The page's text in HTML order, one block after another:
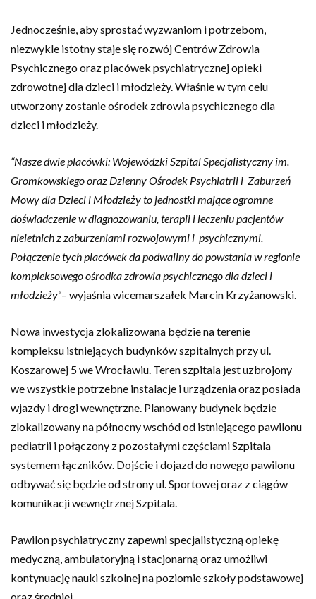
Jednocześnie, aby sprostać wyzwaniom i potrzebom,
niezwykle istotny staje się rozwój Centrów Zdrowia
Psychicznego oraz placówek psychiatrycznej opieki
zdrowotnej dla dzieci i młodzieży. Właśnie w tym celu
utworzony zostanie ośrodek zdrowia psychicznego dla
dzieci i młodzieży.
“Nasze dwie placówki: Wojewódzki Szpital Specjalistyczny im.
Gromkowskiego oraz Dzienny Ośrodek Psychiatrii i Zaburzeń
Mowy dla Dzieci i Młodzieży to jednostki mające ogromne
doświadczenie w diagnozowaniu, terapii i leczeniu pacjentów
nieletnich z zaburzeniami rozwojowymi i psychicznymi.
Połączenie tych placówek da podwaliny do powstania w regionie
kompleksowego ośrodka zdrowia psychicznego dla dzieci i
młodzieży“– wyjaśnia wicemarszałek Marcin Krzyżanowski.
Nowa inwestycja zlokalizowana będzie na terenie
kompleksu istniejących budynków szpitalnych przy ul.
Koszarowej 5 we Wrocławiu. Teren szpitala jest uzbrojony
we wszystkie potrzebne instalacje i urządzenia oraz posiada
wjazdy i drogi wewnętrzne. Planowany budynek będzie
zlokalizowany na północny wschód od istniejącego pawilonu
pediatrii i połączony z pozostałymi częściami Szpitala
systemem łączników. Dojście i dojazd do nowego pawilonu
odbywać się będzie od strony ul. Sportowej oraz z ciągów
komunikacji wewnętrznej Szpitala.
Pawilon psychiatryczny zapewni specjalistyczną opiekę
medyczną, ambulatoryjną i stacjonarną oraz umożliwi
kontynuację nauki szkolnej na poziomie szkoły podstawowej